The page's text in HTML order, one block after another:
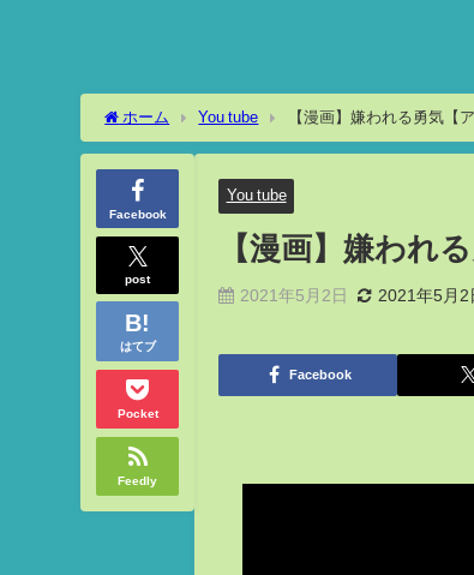
ホーム You tube 【漫画】嫌われる勇気【
Facebook
post
はてブ
Pocket
Feedly
You tube
【漫画】嫌われ
2021年5月2日 2021年5月2
Facebook